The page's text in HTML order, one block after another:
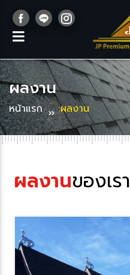
ผลงาน
หน้าแรก ผลงาน
ผลงานของเรา